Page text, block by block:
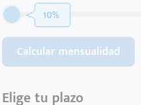
10%
Calcular mensualidad
Elige tu plazo